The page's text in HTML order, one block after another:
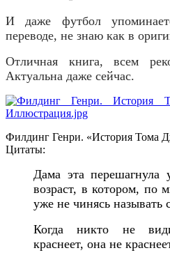
И даже футбол
переводе, не знаю как в
Отличная книга, всем
Актуальна даже сейчас.
Филдинг Генри. «История Тома
Цитаты:
Дама эта
возраст, в котором, по
уже не чинясь называть
Когда никто не
краснеет, она не